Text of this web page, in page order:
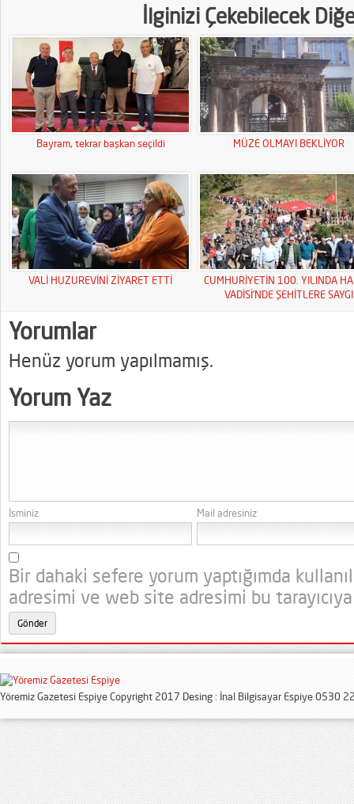
İlginizi Çekebilecek
Bayram, tekrar başkan seçildi MÜZE OLMAYI BEKLİYOR
VALİ HUZUREVİNİ ZİYARET ETTİ
CUMHURİYETİN 100. YILINDA
VADİSİ’NDE ŞEHİTLERE SAYGI
Yorumlar
Henüz yorum yapılmamış.
Yorum Yaz
İsminiz Mail adresiniz
Bir dahaki sefere yorum yaptığımda
adresimi ve web site adresimi bu
Yöremiz Gazetesi Espiye Copyright 2017 Desing : İnal Bilgisayar Espiye 0530